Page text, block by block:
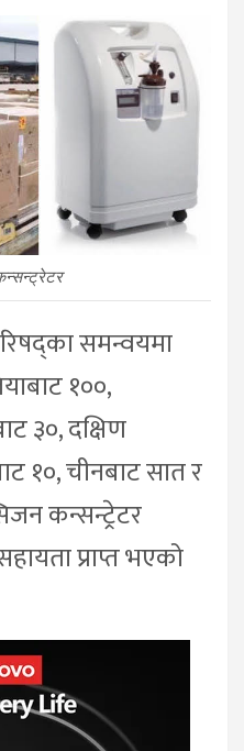
समन्वयमा
१००,
३०, दक्षिण
१०, चीनबाट सात र
कन्सन्ट्रेटर
प्राप्त भएको